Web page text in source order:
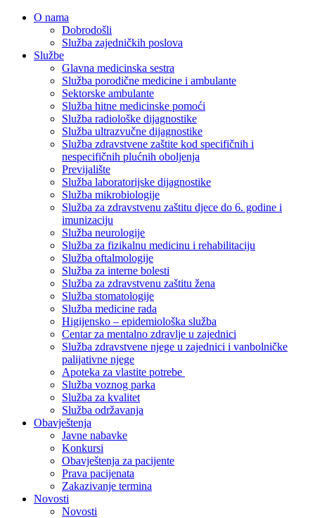
O nama
Dobrodošli
Služba zajedničkih poslova
Službe
Glavna medicinska sestra
Služba porodične medicine i ambulante
Sektorske ambulante
Služba hitne medicinske pomoći
Služba radiološke dijagnostike
Služba ultrazvučne dijagnostike
Služba zdravstvene zaštite kod specifičnih i
nespecifičnih plućnih oboljenja
Previjalište
Služba laboratorijske dijagnostike
Služba mikrobiologije
Služba za zdravstvenu zaštitu djece do 6. godine i
imunizaciju
Služba neurologije
Služba za fizikalnu medicinu i rehabilitaciju
Služba oftalmologije
Služba za interne bolesti
Služba za zdravstvenu zaštitu žena
Služba stomatologije
Služba medicine rada
Higijensko – epidemiološka služba
Centar za mentalno zdravlje u zajednici
Služba zdravstvene njege u zajednici i vanbolničke
palijativne njege
Apoteka za vlastite potrebe
Služba voznog parka
Služba za kvalitet
Služba održavanja
Obavještenja
Javne nabavke
Konkursi
Obavještenja za pacijente
Prava pacijenata
Zakazivanje termina
Novosti
Novosti